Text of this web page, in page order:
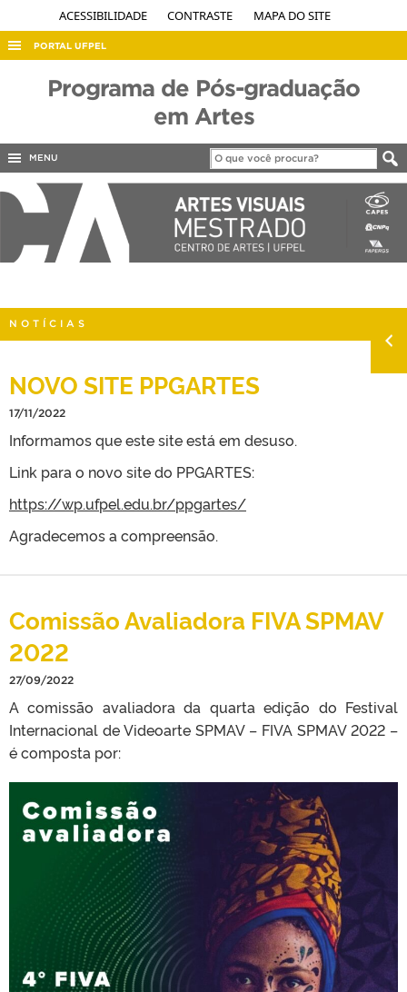
ACESSIBILIDADE CONTRASTE MAPA DO SITE
PORTAL UFPEL
EDITAIS
INTERNACIONAL
OUVIDORIA
TELEFONES
Programa de Pós-graduação
em Artes
MENU
NOTÍCIAS
NOVO SITE PPGARTES
17/11/2022
Informamos que este site está em desuso.
Link para o novo site do PPGARTES:
https://wp.ufpel.edu.br/ppgartes/
Agradecemos a compreensão.
Comissão Avaliadora FIVA SPMAV
2022
27/09/2022
A comissão avaliadora da quarta edição do Festival
Internacional de Videoarte SPMAV – FIVA SPMAV 2022 –
é composta por: